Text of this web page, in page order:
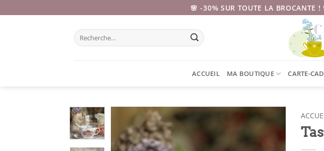
au
🌸 -30% SUR TOUTE LA BROCANTE !
Recherche
pour :
ACCUEIL MA BOUTIQUE CARTE-